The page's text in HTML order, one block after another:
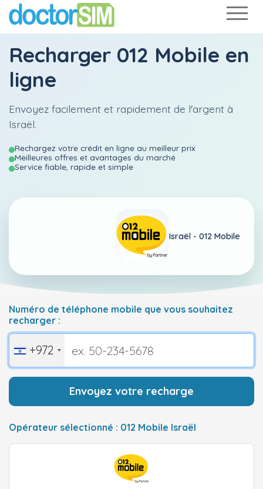
Recharger 012 Mobile en
ligne
Envoyez facilement et rapidement de l'argent à
Israël.
Rechargez votre crédit en ligne au meilleur prix
Meilleures offres et avantages du marché
Service fiable, rapide et simple
Israël - 012 Mobile
Numéro de téléphone mobile que vous souhaitez
recharger :
+972
Envoyez votre recharge
Opérateur sélectionné : 012 Mobile Israël